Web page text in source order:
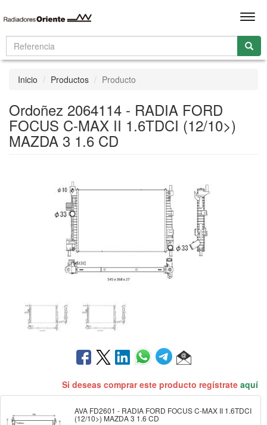
Inicio Productos Producto
Ordoñez 2064114 - RADIA FORD
FOCUS C-MAX II 1.6TDCI (12/10>)
MAZDA 3 1.6 CD
Si deseas comprar este producto regístrate aquí
AVA FD2601 - RADIA FORD FOCUS C-MAX II 1.6TDCI
(12/10>) MAZDA 3 1.6 CD